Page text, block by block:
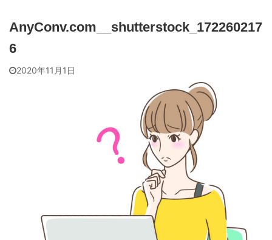
AnyConv.com__shutterstock_172260217
6
2020年11月1日